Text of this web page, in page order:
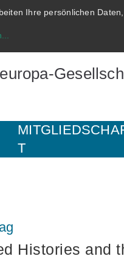
Ihre persönlichen
...
T
Histories and